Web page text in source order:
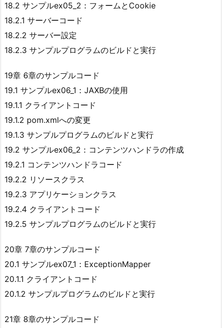
18.2 サンプルex05_2：フォームとCookie
18.2.1 サーバーコード
18.2.2 サーバー設定
18.2.3 サンプルプログラムのビルドと実行
19章 6章のサンプルコード
19.1 サンプルex06_1：JAXBの使用
19.1.1 クライアントコード
19.1.2 pom.xmlへの変更
19.1.3 サンプルプログラムのビルドと実行
19.2 サンプルex06_2：コンテンツハンドラの作成
19.2.1 コンテンツハンドラコード
19.2.2 リソースクラス
19.2.3 アプリケーションクラス
19.2.4 クライアントコード
19.2.5 サンプルプログラムのビルドと実行
20章 7章のサンプルコード
20.1 サンプルex07_1：ExceptionMapper
20.1.1 クライアントコード
20.1.2 サンプルプログラムのビルドと実行
21章 8章のサンプルコード